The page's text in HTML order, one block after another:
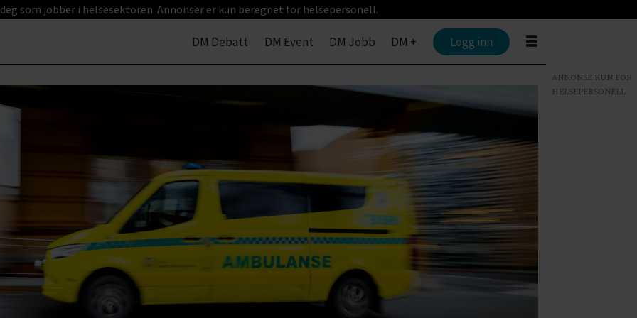
som jobber i helsesektoren. Annonser er kun beregnet for helsepersonell.
DM Debatt DM Event DM Jobb DM + Logg inn
ANNONSE KUN FOR
HELSEPERSONELL